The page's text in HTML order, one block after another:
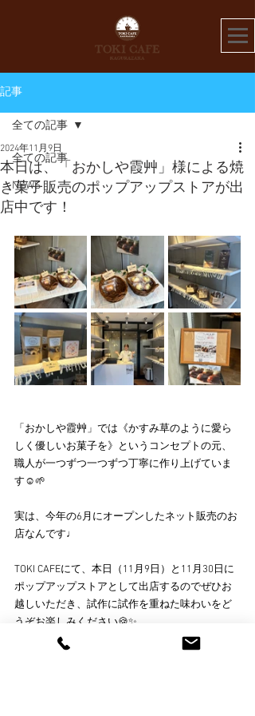
記事
全ての記事
NEWS
全ての記事
本日は、「おかしや霞艸」様による焼
き菓子販売のポップアップストアが出
店中です！
2024年11月9日
「おかしや霞艸」では《かすみ草のように愛ら
しく優しいお菓子を》というコンセプトの元、
職人が一つずつ一つずつ丁寧に作り上げていま
す☺️🌱
実は、今年の6月にオープンしたネット販売のお
店なんです♩
TOKI CAFEにて、本日（11月9日）と11月30日に
ポップアップストアとして出店するのでぜひお
越しいただき、試作に試作を重ねた味わいをど
うぞお楽しみください🍪✨